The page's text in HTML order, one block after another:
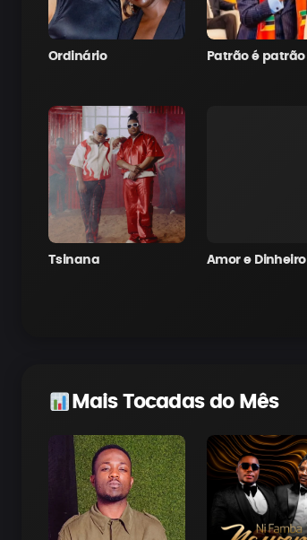
Ordinário Patrão é patrão
Tsinana Amor e Dinheiro
Mais Tocadas do Mês